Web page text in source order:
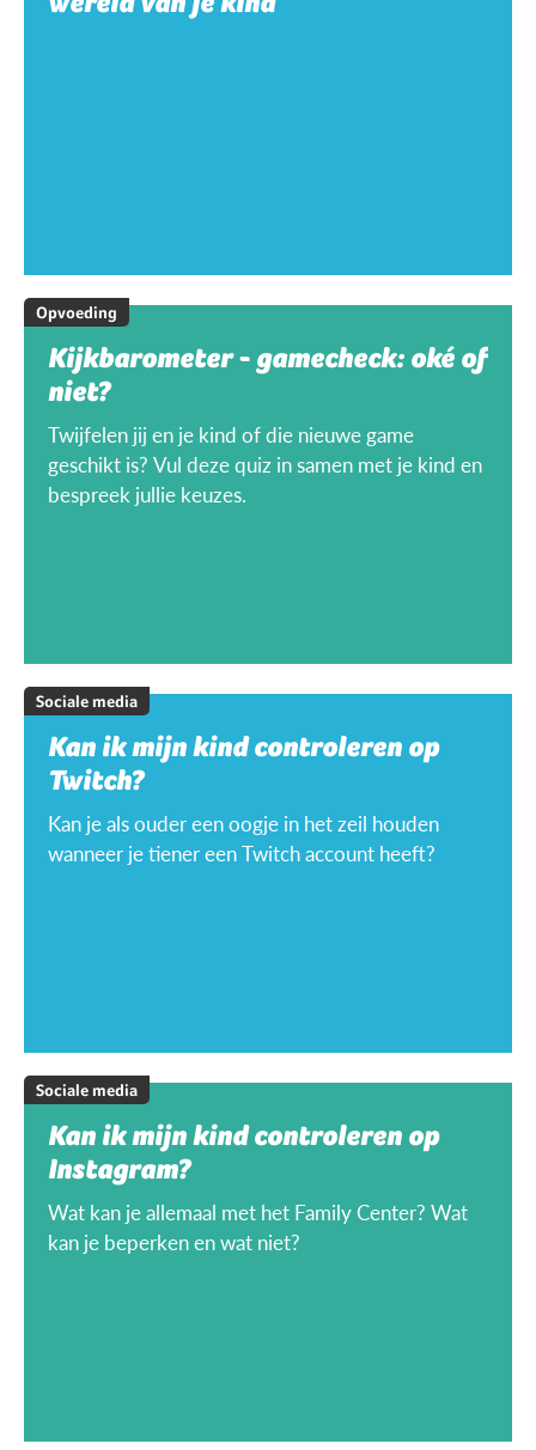
Opvoeding
Kijkbarometer - gamecheck: oké of
niet?
Twijfelen jij en je kind of die nieuwe game
geschikt is? Vul deze quiz in samen met je kind en
bespreek jullie keuzes.
Sociale media
Kan ik mijn kind controleren op
Twitch?
Kan je als ouder een oogje in het zeil houden
wanneer je tiener een Twitch account heeft?
Sociale media
Kan ik mijn kind controleren op
Instagram?
Wat kan je allemaal met het Family Center? Wat
kan je beperken en wat niet?